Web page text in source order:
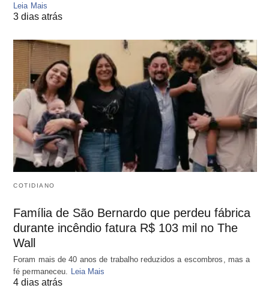
Leia Mais
3 dias atrás
COTIDIANO
Família de São Bernardo que perdeu fábrica
durante incêndio fatura R$ 103 mil no The
Wall
Foram mais de 40 anos de trabalho reduzidos a escombros, mas a
fé permaneceu. Leia Mais
4 dias atrás